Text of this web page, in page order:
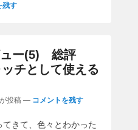
残す
ュー(5) 総評
チとして使える
が投稿 — コメントを残す
きて、色々とわかった